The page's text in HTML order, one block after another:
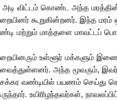
அடி விட்டம் கொண்ட அந்த மரத்தின்
கூறுகின்றனர். இந்த மரம்
மற்றும் மாத்தளை மாவட்டப்
உள்ளூர் மக்களும்
அந்த மூவரும்,
வண்டியில் பயணம் செய்து
உயிரிழந்தவர்கள்,